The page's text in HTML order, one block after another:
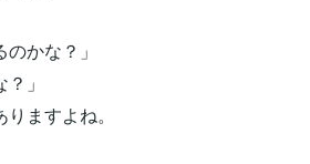
かな？」
」
ますよね。